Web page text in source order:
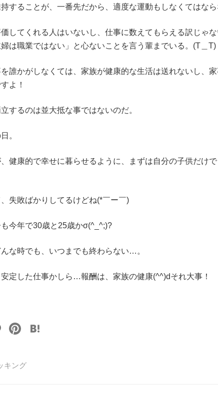
することが、一番先だから、適度な運動もしなくてはな
してくれる人はいないし、仕事に数えてもらえる訳じゃ
は職業ではない」と心ないことを言う輩までいる。(T＿T)
誰かがしなくては、家族が健康的な生活は送れないし、
よ！
するのは並大抵な事ではないのだ。
。
健康的で幸せに暮らせるように、まずは自分の子供だけ
失敗ばかりしてるけどね(*￣ー￣)
今年で30歳と25歳かσ(^_^;)?
な時でも、いつまでも終わらない…。
定した仕事かしら…報酬は、家族の健康(^^)dそれ大事！
Li
e
Pi
er
キング